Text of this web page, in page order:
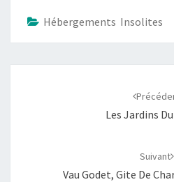
Hébergements Insolites
Les Jardins
Suivant
Vau Godet, Gite De